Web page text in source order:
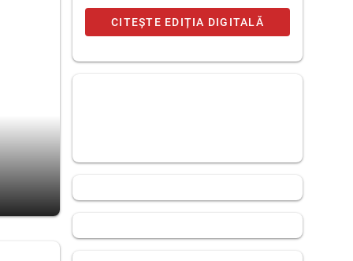
CITEȘTE EDIȚIA DIGITALĂ